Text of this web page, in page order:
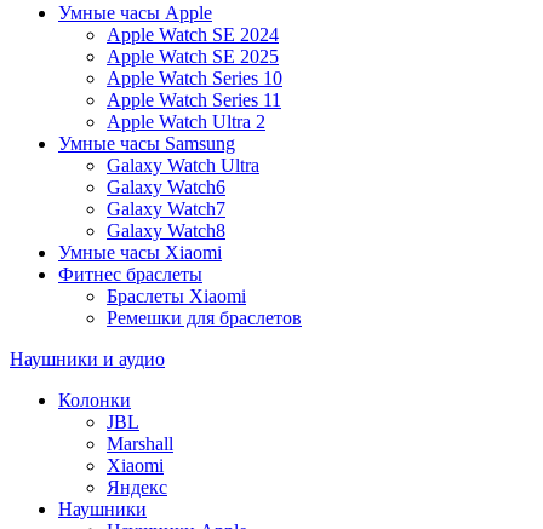
Умные часы Apple
Apple Watch SE 2024
Apple Watch SE 2025
Apple Watch Series 10
Apple Watch Series 11
Apple Watch Ultra 2
Умные часы Samsung
Galaxy Watch Ultra
Galaxy Watch6
Galaxy Watch7
Galaxy Watch8
Умные часы Xiaomi
Фитнес браслеты
Браслеты Xiaomi
Ремешки для браслетов
Наушники и аудио
Колонки
JBL
Marshall
Xiaomi
Яндекс
Наушники